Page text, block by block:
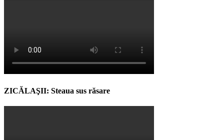
ZICĂLAŞII: Steaua sus răsare